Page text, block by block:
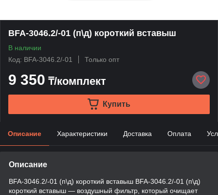
BFA-3046.2/-01 (п\д) короткий вставыш
В наличии
Код: BFA-3046.2/-01
Только опт
9 350 ₸/комплект
Купить
Описание Характеристики Доставка Оплата
Описание
BFA-3046.2/-01 (п\д) короткий вставыш BFA-3046.2/-01 (п\д)
короткий вставыш — воздушный фильтр, который очищает